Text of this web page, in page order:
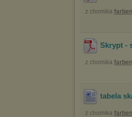
z chomika
Skrypt -
z chomika
tabela
z chomika